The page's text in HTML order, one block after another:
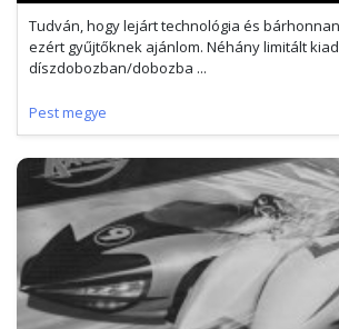
Tudván, hogy lejárt technológia és
ezért gyűjtőknek ajánlom. Néhány limitált
díszdobozban/dobozba ...
Pest megye